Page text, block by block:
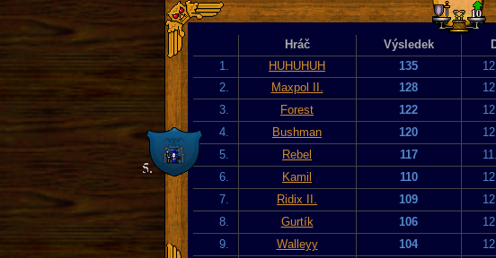
Hráč Výsledek
1.
HUHUHUH 135
2.
Maxpol II. 128
3.
Forest 122
4.
Bushman 120
5.
Rebel 117
6.
Kamil 110
7.
Ridix II. 109
8.
Gurtík 106
9.
Walleyy 104